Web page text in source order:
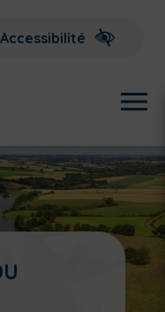
Accessibilité